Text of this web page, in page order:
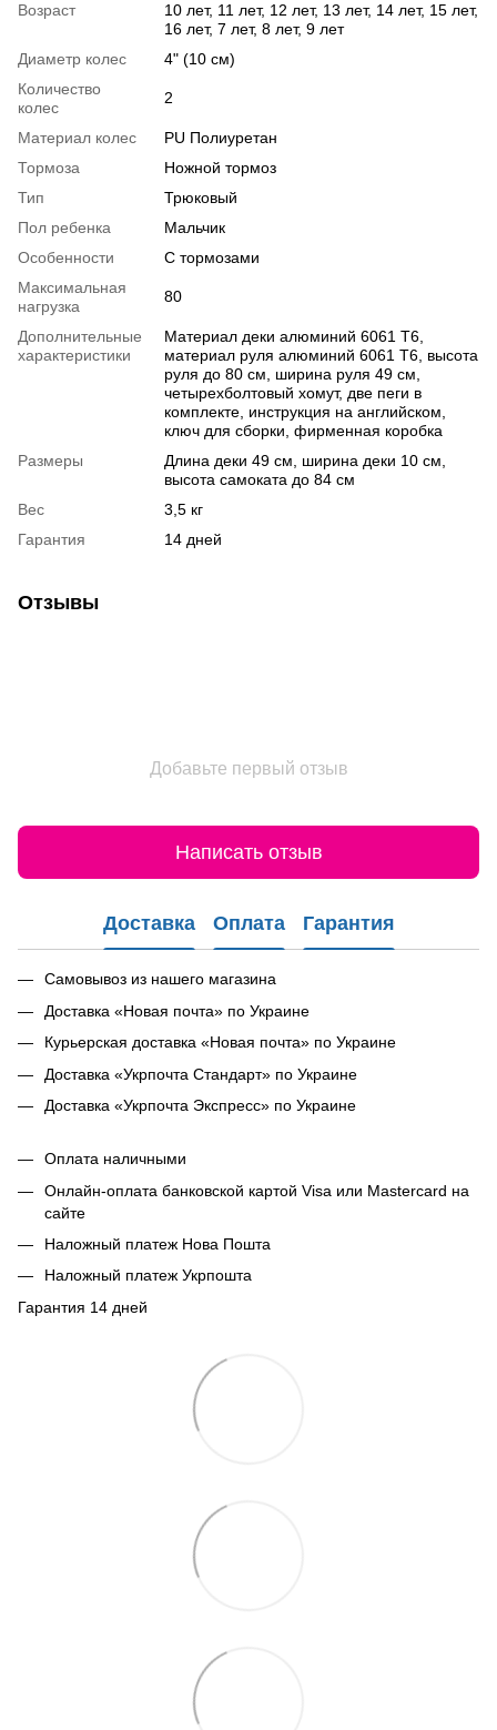
Возраст
10 лет, 11 лет, 12 лет, 13 лет, 14 лет, 15 лет,
16 лет, 7 лет, 8 лет, 9 лет
Диаметр колес
4" (10 см)
Количество
колес
2
Материал колес
PU Полиуретан
Тормоза
Ножной тормоз
Тип
Трюковый
Пол ребенка
Мальчик
Особенности
С тормозами
Максимальная
нагрузка
80
Дополнительные
характеристики
Материал деки алюминий 6061 T6,
материал руля алюминий 6061 T6, высота
руля до 80 см, ширина руля 49 см,
четырехболтовый хомут, две пеги в
комплекте, инструкция на английском,
ключ для сборки, фирменная коробка
Размеры
Длина деки 49 см, ширина деки 10 см,
высота самоката до 84 см
Вес
3,5 кг
Гарантия
14 дней
Отзывы
Добавьте первый отзыв
Написать отзыв
Доставка Оплата Гарантия
Самовывоз из нашего магазина
Доставка «Новая почта» по Украине
Курьерская доставка «Новая почта» по Украине
Доставка «Укрпочта Стандарт» по Украине
Доставка «Укрпочта Экспресс» по Украине
Оплата наличными
Онлайн-оплата банковской картой Visa или Mastercard на
сайте
Наложный платеж Нова Пошта
Наложный платеж Укрпошта
Гарантия 14 дней